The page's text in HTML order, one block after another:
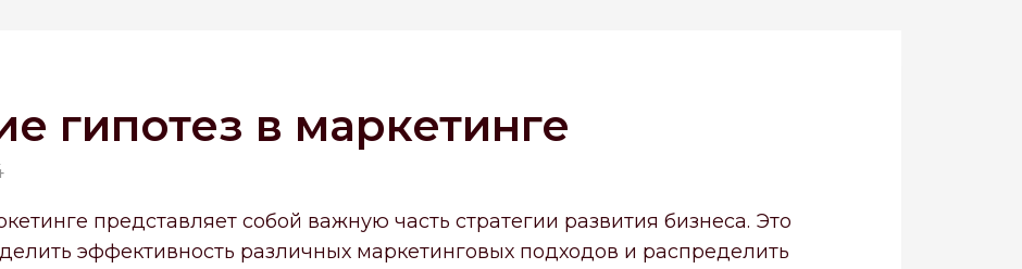
гипотез в маркетинге
представляет собой важную часть стратегии развития бизнеса. Это
эффективность различных маркетинговых подходов и распределить